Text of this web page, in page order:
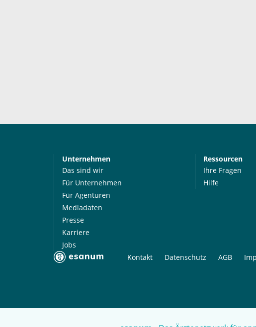
Unternehmen
Das sind wir
Für Unternehmen
Für Agenturen
Mediadaten
Presse
Karriere
Jobs
Ressourcen
Ihre Fragen
Hilfe
Kontakt Datenschutz AGB